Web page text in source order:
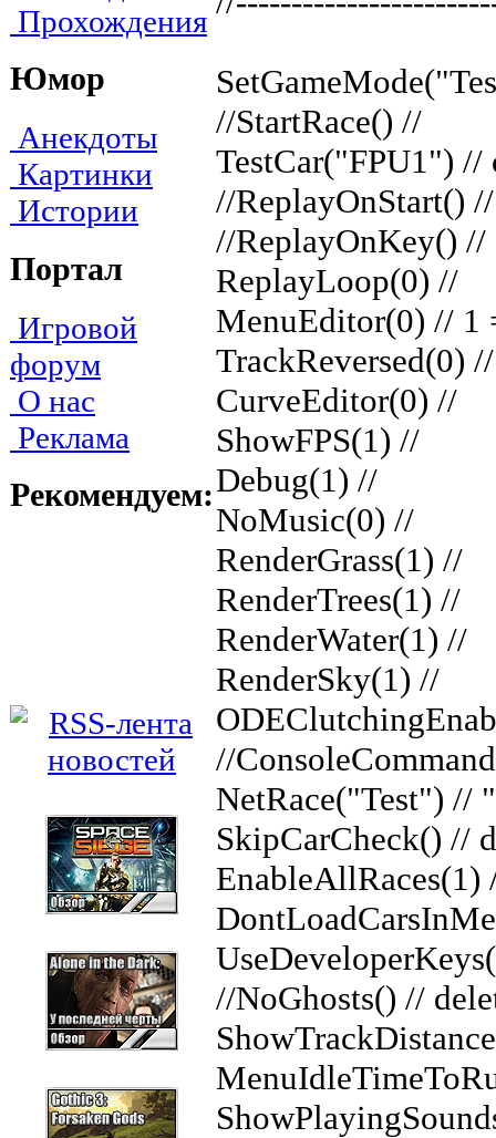
Прохождения
Юмор
Анекдоты
Картинки
Истории
Портал
Игровой
форум
О нас
Реклама
Рекомендуем:
//StartRace() //
TestCar("FPU1") //
//ReplayOnStart()
//ReplayOnKey() //
ReplayLoop(0) //
MenuEditor(0) // 1
TrackReversed(0) //
CurveEditor(0) //
ShowFPS(1) //
Debug(1) //
NoMusic(0) //
RenderGrass(1) //
RenderTrees(1) //
RenderWater(1) //
RenderSky(1) //
//
NetRace("Test") //
SkipCarCheck() //
EnableAllRaces(1)
//NoGhosts() //